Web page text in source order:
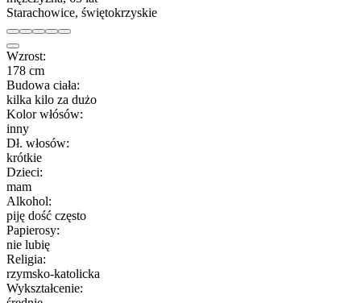
Starachowice, świętokrzyskie
Wzrost:
178 cm
Budowa ciała:
kilka kilo za dużo
Kolor włósów:
inny
Dł. włosów:
krótkie
Dzieci:
mam
Alkohol:
piję dość często
Papierosy:
nie lubię
Religia:
rzymsko-katolicka
Wykształcenie: